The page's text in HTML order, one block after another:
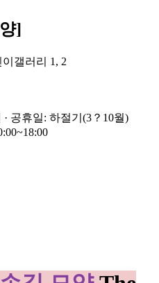
]
갤러리 1, 2
· 공휴일: 하절기(3？10월)